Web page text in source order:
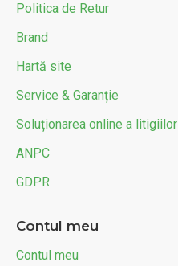
Politica de Retur
Brand
Hartă site
Service & Garanție
Soluționarea online a litigiilor
ANPC
GDPR
Contul meu
Contul meu